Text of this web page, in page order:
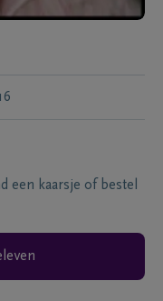
een kaarsje of bestel